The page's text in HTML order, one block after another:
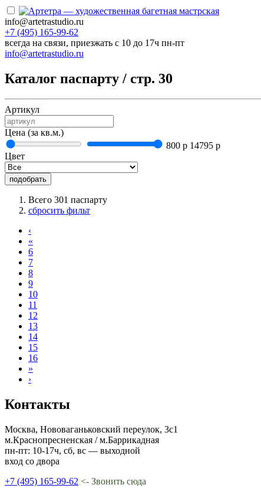
info@artetrastudio.ru
+7 (495) 165-99-62
всегда на связи, приезжать c 10 до 17ч пн-пт
info@artetrastudio.ru
Каталог паспарту / стр. 30
Артикул
Цена (за кв.м.)
800 р 14795 р
Цвет
подобрать
Всего 301 паспарту
сбросить фильт
‹
«
6
7
8
9
10
11
12
13
14
15
16
»
›
Контакты
Москва, Нововаганьковский переулок, 3с1
м.Краснопресненская / м.Баррикадная
пн-пт: 10-17ч, сб, вс — выходной
вход со двора
+7 (495) 165-99-62 <- Звонить сюда